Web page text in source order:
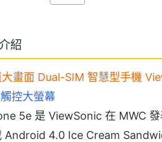
紹
畫面 Dual-SIM 智慧型手機
控大螢幕
5e 是 ViewSonic 在 MWC
Android 4.0 Ice Cream